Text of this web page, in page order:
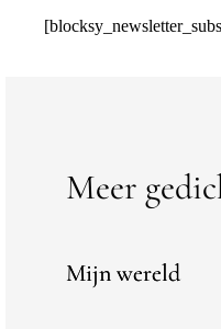
Meer
Mijn wereld